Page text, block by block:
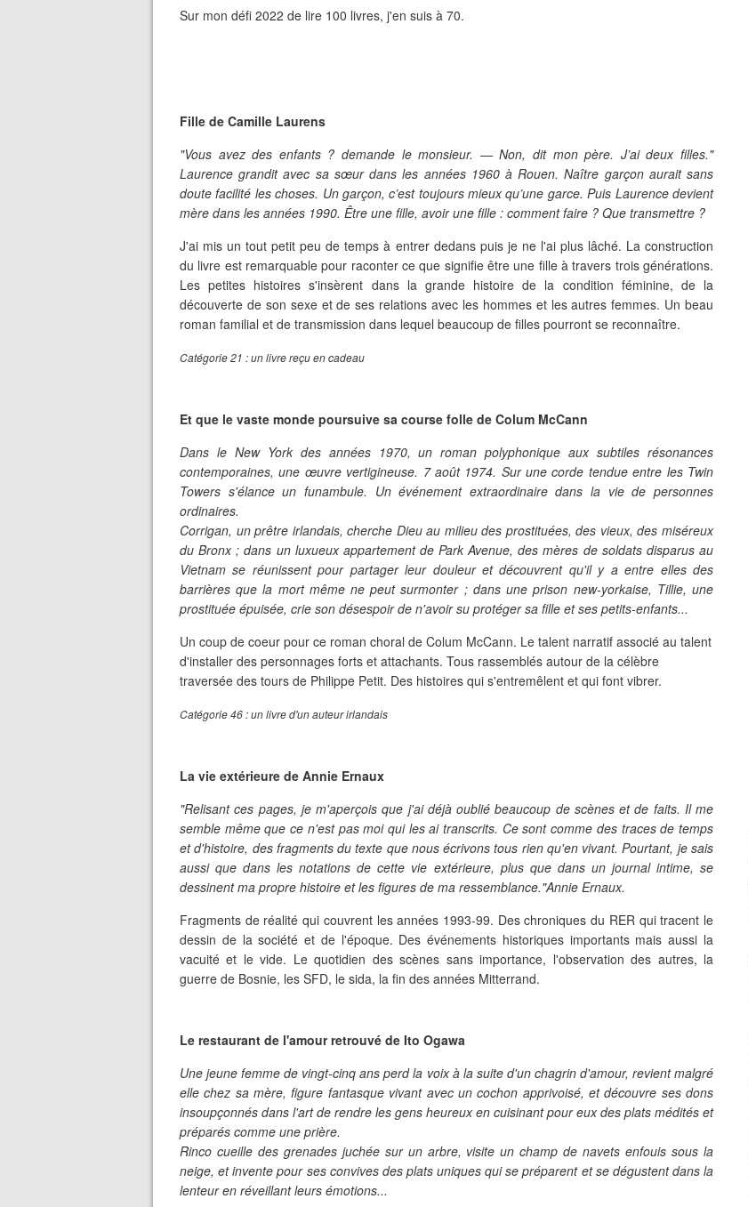
Sur mon défi 2022 de lire 100 livres, j'en suis à 70.
Fille de Camille Laurens
"Vous avez des enfants ? demande le monsieur. — Non, dit mon père. J’ai deux filles."
Laurence grandit avec sa sœur dans les années 1960 à Rouen. Naître garçon aurait sans
doute facilité les choses. Un garçon, c’est toujours mieux qu’une garce. Puis Laurence devient
mère dans les années 1990. Être une fille, avoir une fille : comment faire ? Que transmettre ?
J'ai mis un tout petit peu de temps à entrer dedans puis je ne l'ai plus lâché. La construction
du livre est remarquable pour raconter ce que signifie être une fille à travers trois générations.
Les petites histoires s'insèrent dans la grande histoire de la condition féminine, de la
découverte de son sexe et de ses relations avec les hommes et les autres femmes. Un beau
roman familial et de transmission dans lequel beaucoup de filles pourront se reconnaître.
Catégorie 21 : un livre reçu en cadeau
Et que le vaste monde poursuive sa course folle de Colum McCann
Dans le New York des années 1970, un roman polyphonique aux subtiles résonances
contemporaines, une œuvre vertigineuse. 7 août 1974. Sur une corde tendue entre les Twin
Towers s'élance un funambule. Un événement extraordinaire dans la vie de personnes
ordinaires.
Corrigan, un prêtre irlandais, cherche Dieu au milieu des prostituées, des vieux, des miséreux
du Bronx ; dans un luxueux appartement de Park Avenue, des mères de soldats disparus au
Vietnam se réunissent pour partager leur douleur et découvrent qu'il y a entre elles des
barrières que la mort même ne peut surmonter ; dans une prison new-yorkaise, Tillie, une
prostituée épuisée, crie son désespoir de n'avoir su protéger sa fille et ses petits-enfants...
Un coup de coeur pour ce roman choral de Colum McCann. Le talent narratif associé au talent
d'installer des personnages forts et attachants. Tous rassemblés autour de la célèbre
traversée des tours de Philippe Petit. Des histoires qui s'entremêlent et qui font vibrer.
Catégorie 46 : un livre d'un auteur irlandais
La vie extérieure de Annie Ernaux
"Relisant ces pages, je m'aperçois que j'ai déjà oublié beaucoup de scènes et de faits. Il me
semble même que ce n'est pas moi qui les ai transcrits. Ce sont comme des traces de temps
et d'histoire, des fragments du texte que nous écrivons tous rien qu'en vivant. Pourtant, je sais
aussi que dans les notations de cette vie extérieure, plus que dans un journal intime, se
dessinent ma propre histoire et les figures de ma ressemblance."Annie Ernaux.
Fragments de réalité qui couvrent les années 1993-99. Des chroniques du RER qui tracent le
dessin de la société et de l'époque. Des événements historiques importants mais aussi la
vacuité et le vide. Le quotidien des scènes sans importance, l'observation des autres, la
guerre de Bosnie, les SFD, le sida, la fin des années Mitterrand.
Le restaurant de l'amour retrouvé de Ito Ogawa
Une jeune femme de vingt-cinq ans perd la voix à la suite d'un chagrin d'amour, revient malgré
elle chez sa mère, figure fantasque vivant avec un cochon apprivoisé, et découvre ses dons
insoupçonnés dans l'art de rendre les gens heureux en cuisinant pour eux des plats médités et
préparés comme une prière.
Rinco cueille des grenades juchée sur un arbre, visite un champ de navets enfouis sous la
neige, et invente pour ses convives des plats uniques qui se préparent et se dégustent dans la
lenteur en réveillant leurs émotions...